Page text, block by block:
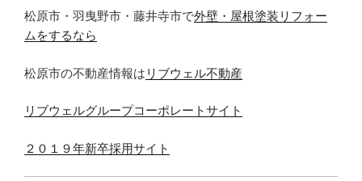
松原市・羽曳野市・藤井寺市で外壁・屋根塗装リフォー
ムをするなら
松原市の不動産情報は リブウェル不動産
リブウェルグループコーポレートサイト
２０１９年新卒採用サイト